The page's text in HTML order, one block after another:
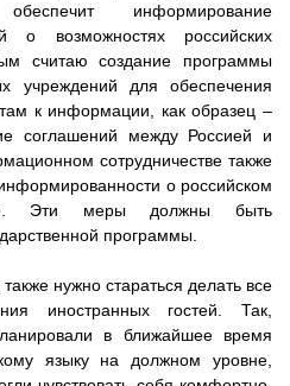
информирование
о возможностях российских
считаю создание программы
учреждений для обеспечения
к информации, как образец –
соглашений между Россией и
сотрудничестве также
о российском
Эти меры должны быть
программы.
нужно стараться делать все
иностранных гостей. Так,
в ближайшее время
языку на должном уровне,